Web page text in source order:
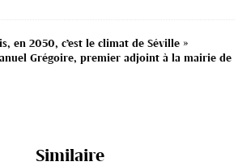
en 2050, c’est le climat de Séville »
Grégoire, premier adjoint à la mairie de
Similaire